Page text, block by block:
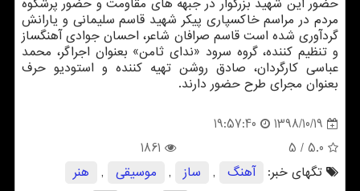
مردم در مراسم خاكسپاری پیكر شهید قاسم سلیمانی و یارانش
گردآوری شده است قاسم صرافان شاعر، احسان جوادی آهنگساز
و تنظیم كننده، گروه سرود «ندای ثامن» بعنوان اجراگر، محمد
عباسی كارگردان، صادق روشن تهیه كننده و استودیو حرف
بعنوان مجرای طرح حضور دارند.
1398/10/19
19:57:40
5.0
/ 5
1861
تگهای خبر:
آهنگ , ساز , موسیقی ,
هنر